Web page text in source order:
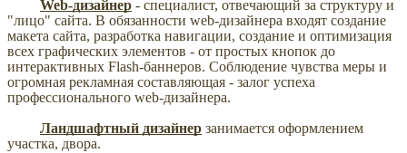
Web-дизайнер - специалист, отвечающий за структуру и
"лицо" сайта. В обязанности web-дизайнера входят создание
макета сайта, разработка навигации, создание и оптимизация
всех графических элементов - от простых кнопок до
интерактивных Flash-баннеров. Соблюдение чувства меры и
огромная рекламная составляющая - залог успеха
профессионального web-дизайнера.
Ландшафтный дизайнер занимается оформлением
участка, двора.